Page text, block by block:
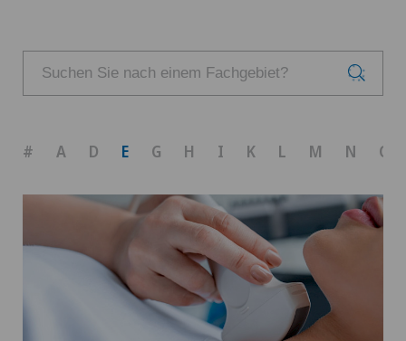
# A D E G H I K L M N O